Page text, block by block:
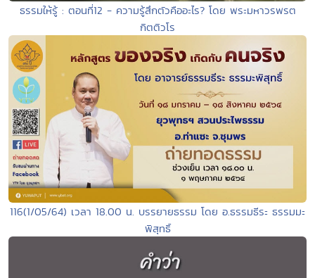
ธรรมให้รู้ : ตอนที่12 - ความรู้สึกตัวคืออะไร? โดย พระมหาวรพรต
กิตติวโร
116(1/05/64) เวลา 18.00 น. บรรยายธรรม โดย อ.ธรรมธีระ ธรรมมะ
พิสุทธิ์